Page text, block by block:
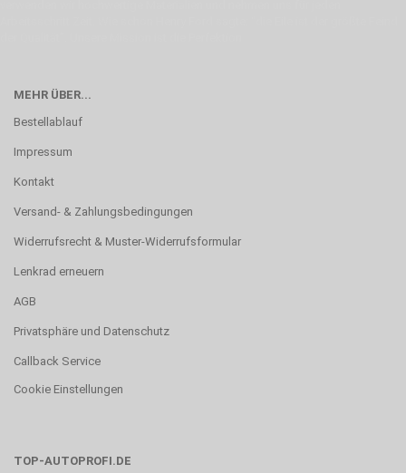
MEHR ÜBER...
Bestellablauf
Impressum
Kontakt
Versand- & Zahlungsbedingungen
Widerrufsrecht & Muster-Widerrufsformular
Lenkrad erneuern
AGB
Privatsphäre und Datenschutz
Callback Service
Cookie Einstellungen
TOP-AUTOPROFI.DE